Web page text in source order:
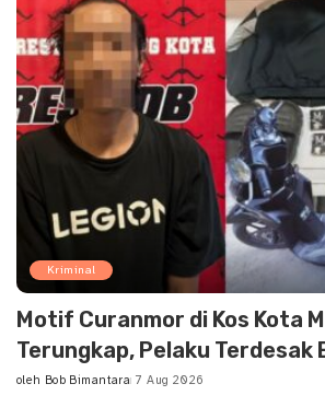
Kriminal
Motif Curanmor di Kos Kota
Terungkap, Pelaku Terdesak
Posted
oleh Bob Bimantara 7 Aug 2026